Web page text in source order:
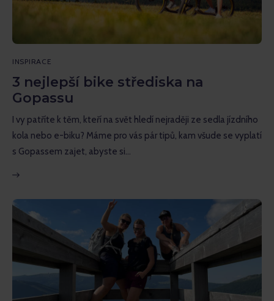
INSPIRACE
3 nejlepší bike střediska na
Gopassu
I vy patříte k těm, kteří na svět hledí nejraději ze sedla jízdního
kola nebo e-biku? Máme pro vás pár tipů, kam všude se vyplatí
s Gopassem zajet, abyste si…